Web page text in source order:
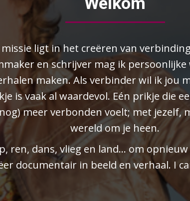
ligt in het creëren van
en schrijver mag ik
maken. Als verbinder wil ik jou
is vaak al waardevol. Eén prikje die
meer verbonden voelt; met jezelf,
wereld om je heen.
ren, dans, vlieg en land… om
documentair in beeld en verhaal. I